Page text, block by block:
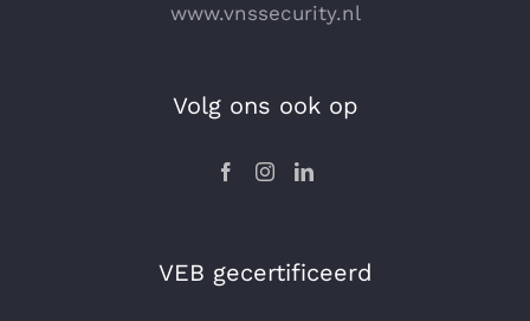
www.vnssecurity.nl
Volg ons ook op
VEB gecertificeerd